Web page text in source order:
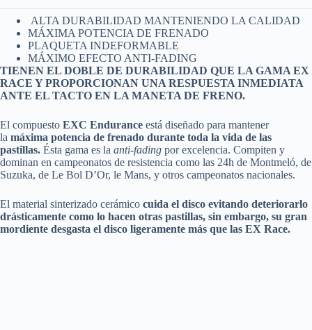
ALTA DURABILIDAD MANTENIENDO LA CALIDAD
MÁXIMA POTENCIA DE FRENADO
PLAQUETA INDEFORMABLE
MÁXIMO EFECTO ANTI-FADING
TIENEN EL DOBLE DE DURABILIDAD QUE LA GAMA EX
RACE Y PROPORCIONAN UNA RESPUESTA INMEDIATA
ANTE EL TACTO EN LA MANETA DE FRENO.
El compuesto EXC Endurance está diseñado para mantener
la máxima potencia de frenado durante toda la vida de las
pastillas. Ésta gama es la anti-fading por excelencia. Compiten y
dominan en campeonatos de resistencia como las 24h de Montmeló, de
Suzuka, de Le Bol D’Or, le Mans, y otros campeonatos nacionales.
El material sinterizado cerámico cuida el disco evitando deteriorarlo
drásticamente como lo hacen otras pastillas, sin embargo, su gran
mordiente desgasta el disco ligeramente más que las EX Race.